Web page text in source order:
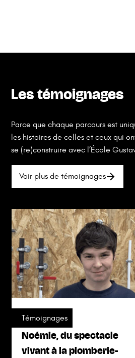
Les témoignages
Parce que chaque parcours est
les histoires de celles et ceux qui
se (re)construire avec l’École
Voir plus de témoignages
Témoignages
Noémie, du spectacle
vivant à la plomberie-